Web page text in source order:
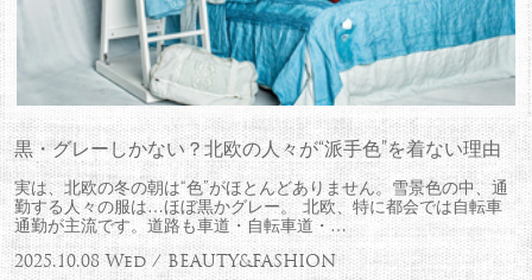
黒・グレーしかない？北欧の人々が“派手色”を着ない理由
実は、北欧の冬の朝は“色”がほとんどありません。雪景色の中、通
勤する人々の服は…ほぼ黒かグレー。 北欧、特に都会では自転車
通勤が主流です。道路も車道・自転車道・…
2025.10.08 Wed / BEAUTY&FASHION